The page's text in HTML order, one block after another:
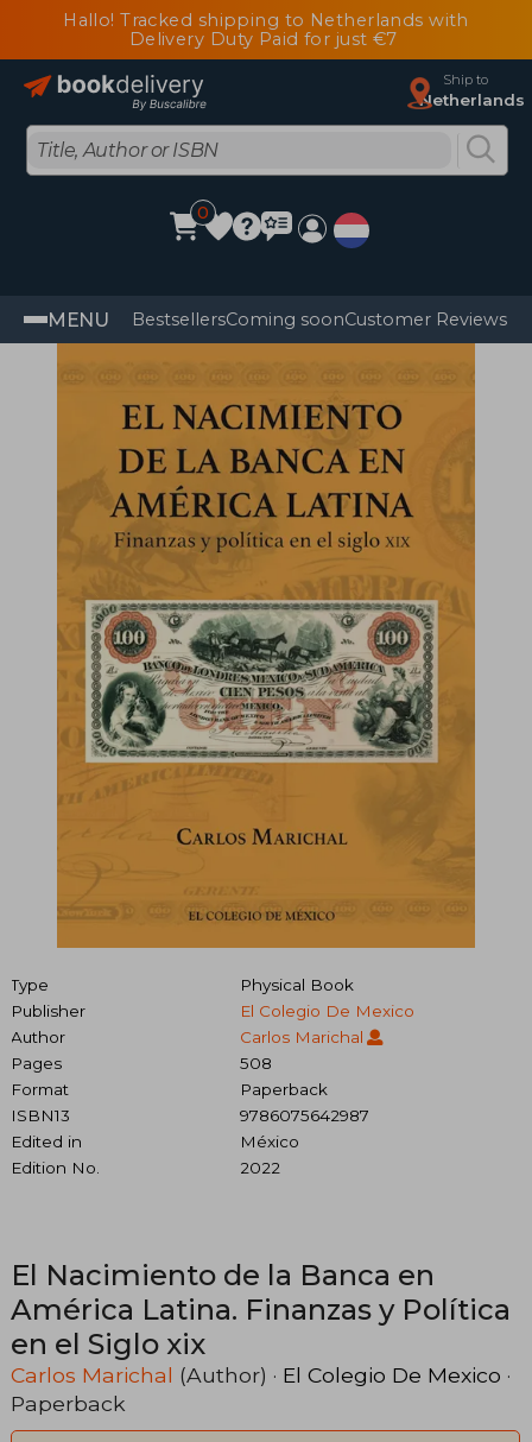
Hallo! Tracked shipping to Netherlands with
Delivery Duty Paid for just €7
Ship to
Netherlands
0
MENU BestsellersComing soonCustomer Reviews
Type
Physical Book
Publisher
El Colegio De Mexico
Author
Carlos Marichal
Pages
508
Format
Paperback
ISBN13
9786075642987
Edited in
México
Edition No.
2022
El Nacimiento de la Banca en
América Latina. Finanzas y Política
en el Siglo xix
Carlos Marichal (Author) · El Colegio De Mexico ·
Paperback